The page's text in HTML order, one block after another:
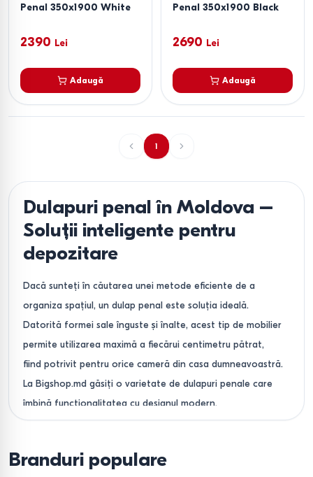
Penal 350x1900 White
2390 Lei
Adaugă
Penal 350x1900 Black
2690 Lei
Adaugă
1
Dulapuri penal în Moldova –
Soluții inteligente pentru
depozitare
Dacă sunteți în căutarea unei metode eficiente de a
organiza spațiul, un dulap penal este soluția ideală.
Datorită formei sale înguste și înalte, acest tip de mobilier
permite utilizarea maximă a fiecărui centimetru pătrat,
fiind potrivit pentru orice cameră din casa dumneavoastră.
La Bigshop.md găsiți o varietate de dulapuri penale care
îmbină funcționalitatea cu designul modern.
cameră
Branduri populare